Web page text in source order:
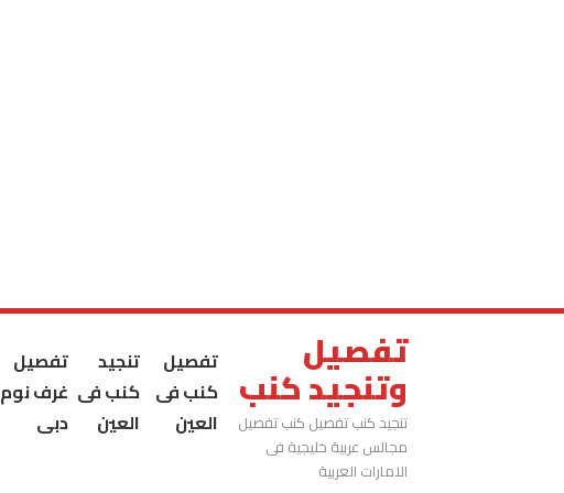
تفصيل
وتنجيد كنب
تنجيد كنب تفصيل كنب تفصيل
مجالس عربية خليجية فى
الامارات العربية
تفصيل
كنب فى
العين
تنجيد
كنب فى
العين
تفصيل
غرف نوم
دبى